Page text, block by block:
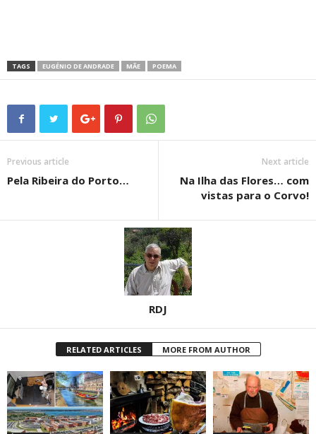
TAGS EUGÉNIO DE ANDRADE MÃE POEMA
Previous article
Pela Ribeira do Porto…
Next article
Na Ilha das Flores… com
vistas para o Corvo!
RDJ
RELATED ARTICLES MORE FROM AUTHOR